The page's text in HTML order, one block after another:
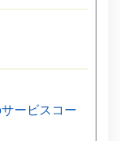
ービスコー